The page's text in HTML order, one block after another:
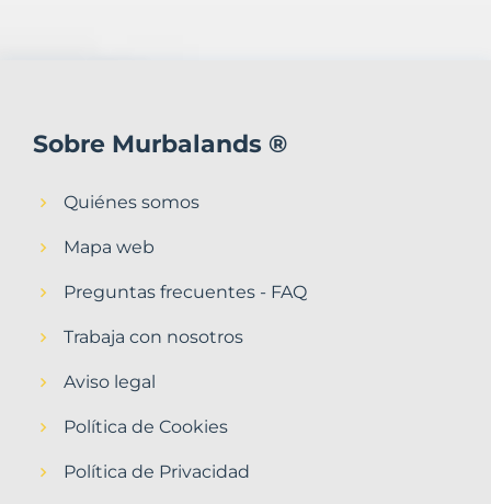
Sobre Murbalands ®
Quiénes somos
Mapa web
Preguntas frecuentes - FAQ
Trabaja con nosotros
Aviso legal
Política de Cookies
Política de Privacidad